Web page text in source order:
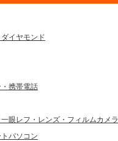
イヤモンド
携帯電話
眼レフ・レンズ・フィルムカメラ
パソコン